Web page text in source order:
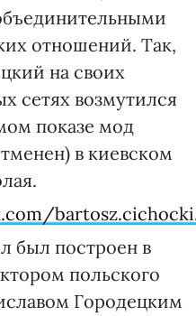
отношений. Так,
на своих
сетях возмутился
показе мод
в киевском
был построен в
польского
Городецким